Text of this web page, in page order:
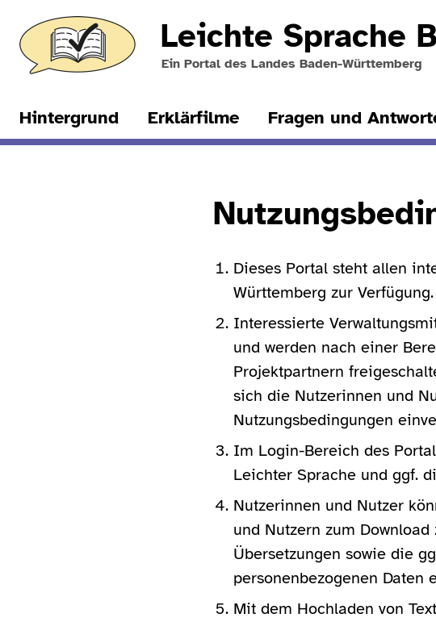
Leichte Sprache
Ein Portal des Landes Baden-Württemberg
Hintergrund Erklärfilme Fragen und
Dieses Portal steht allen
Württemberg zur Verfügung.
Interessierte
und werden nach einer
Projektpartnern
sich die Nutzerinnen und
Nutzungsbedingungen
Im Login-Bereich des
Leichter Sprache und ggf.
Nutzerinnen und Nutzer
und Nutzern zum
Übersetzungen sowie die
personenbezogenen Daten
Mit dem Hochladen von